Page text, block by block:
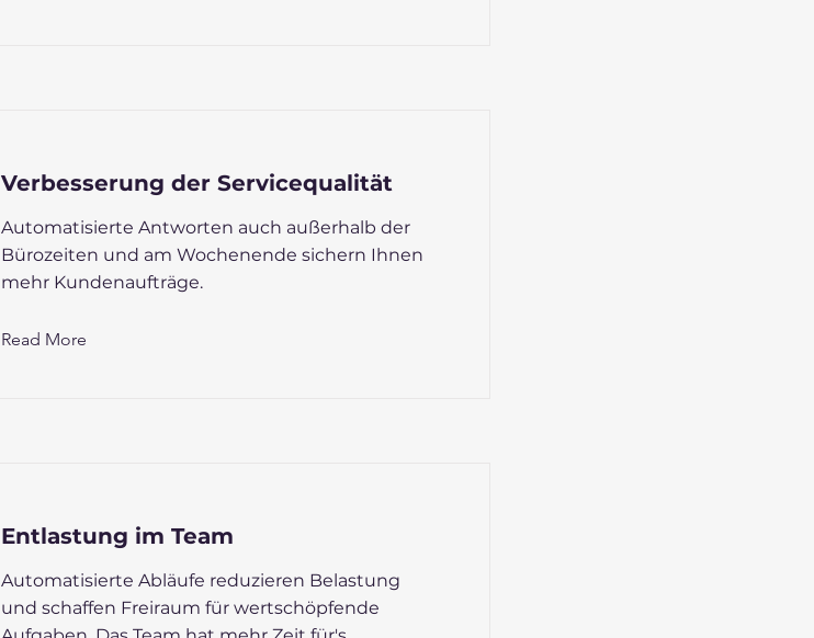
Verbesserung der Servicequalität
Automatisierte Antworten auch außerhalb der
Bürozeiten und am Wochenende sichern Ihnen
mehr Kundenaufträge.
Read More
Entlastung im Team
Automatisierte Abläufe reduzieren Belastung
und schaffen Freiraum für wertschöpfende